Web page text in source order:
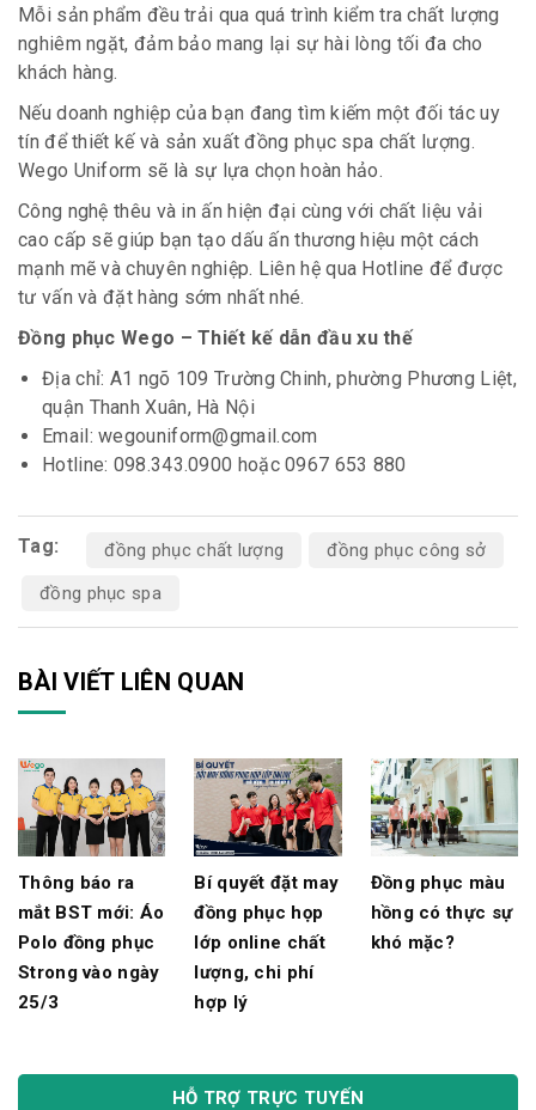
Mỗi sản phẩm đều trải qua quá trình kiểm tra chất lượng
nghiêm ngặt, đảm bảo mang lại sự hài lòng tối đa cho
khách hàng.
Nếu doanh nghiệp của bạn đang tìm kiếm một đối tác uy
tín để thiết kế và sản xuất đồng phục spa chất lượng.
Wego Uniform sẽ là sự lựa chọn hoàn hảo.
Công nghệ thêu và in ấn hiện đại cùng với chất liệu vải
cao cấp sẽ giúp bạn tạo dấu ấn thương hiệu một cách
mạnh mẽ và chuyên nghiệp. Liên hệ qua Hotline để được
tư vấn và đặt hàng sớm nhất nhé.
Đồng phục Wego – Thiết kế dẫn đầu xu thế
Địa chỉ: A1 ngõ 109 Trường Chinh, phường Phương Liệt,
quận Thanh Xuân, Hà Nội
Email: wegouniform@gmail.com
Hotline: 098.343.0900 hoặc 0967 653 880
Tag: đồng phục chất lượng
đồng phục công sở
đồng phục spa
BÀI VIẾT LIÊN QUAN
Thông báo ra
mắt BST mới: Áo
Polo đồng phục
Strong vào ngày
25/3
Bí quyết đặt may
đồng phục họp
lớp online chất
lượng, chi phí
hợp lý
Đồng phục màu
hồng có thực sự
khó mặc?
HỖ TRỢ TRỰC TUYẾN